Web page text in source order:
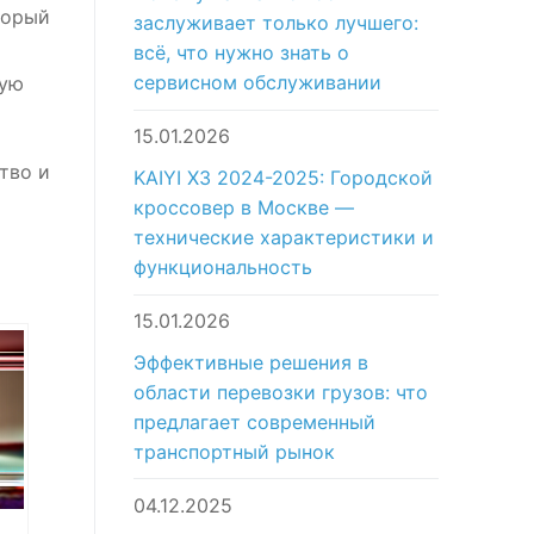
и
заслуживает только лучшего:
всё, что нужно знать о
сервисном обслуживании
15.01.2026
KAIYI X3 2024-2025: Городской
кроссовер в Москве —
технические характеристики и
функциональность
15.01.2026
Эффективные решения в
области перевозки грузов: что
предлагает современный
транспортный рынок
04.12.2025